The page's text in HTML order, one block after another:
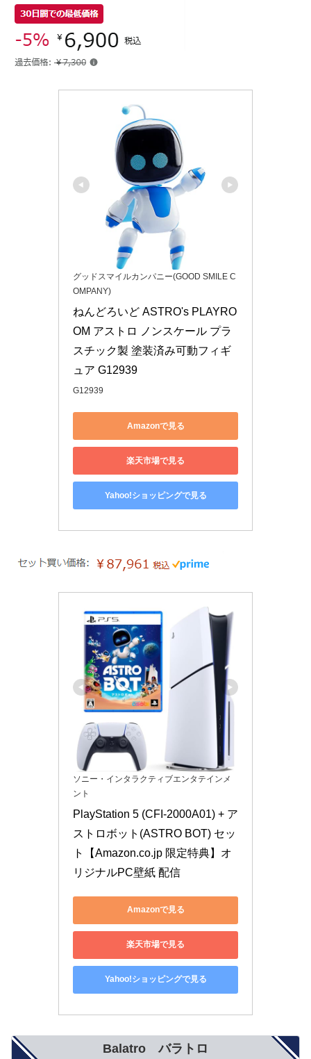
グッドスマイルカンパニー(GOOD SMILE C
OMPANY)
ねんどろいど ASTRO's PLAYRO
OM アストロ ノンスケール プラ
スチック製 塗装済み可動フィギ
ュア G12939
G12939
Amazonで見る
楽天市場で見る
Yahoo!ショッピングで見る
ソニー・インタラクティブエンタテインメ
ント
PlayStation 5 (CFI-2000A01) + ア
ストロボット(ASTRO BOT) セッ
ト【Amazon.co.jp 限定特典】オ
リジナルPC壁紙 配信
Amazonで見る
楽天市場で見る
Yahoo!ショッピングで見る
Balatro バラトロ